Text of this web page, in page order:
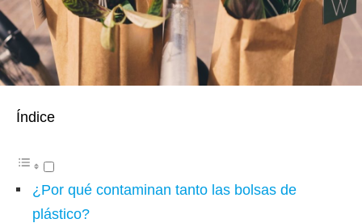
Índice
¿Por qué contaminan tanto las bolsas de
plástico?